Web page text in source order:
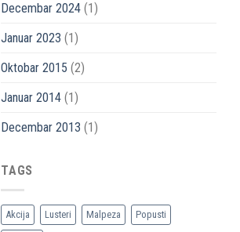
Decembar 2024 (1)
Januar 2023 (1)
Oktobar 2015 (2)
Januar 2014 (1)
Decembar 2013 (1)
TAGS
Akcija Lusteri Malpeza Popusti